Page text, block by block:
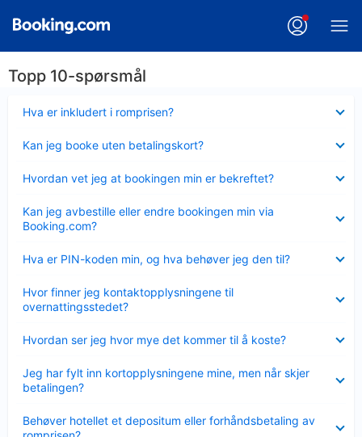
Topp 10-spørsmål
Hva er inkludert i romprisen?
mindre
Kan jeg booke uten betalingskort?
mindre
Hvordan vet jeg at bookingen min er bekreftet?
mindre
Kan jeg avbestille eller endre bookingen min via
Booking.com?
mindre
Hva er PIN-koden min, og hva behøver jeg den til?
mindre
Hvor finner jeg kontaktopplysningene til
overnattingsstedet?
mindre
Hvordan ser jeg hvor mye det kommer til å koste?
mindre
Jeg har fylt inn kortopplysningene mine, men når skjer
betalingen?
mindre
Behøver hotellet et depositum eller forhåndsbetaling av
mindre